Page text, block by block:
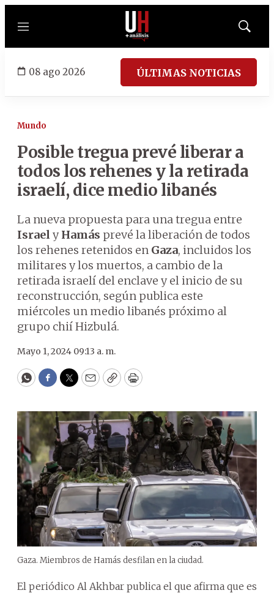
Menú
Mostrar
08 ago 2026 ÚLTIMAS NOTICIAS
Mundo
Posible tregua prevé liberar a
todos los rehenes y la retirada
israelí, dice medio libanés
La nueva propuesta para una tregua entre
Israel yHamás prevé la liberación de todos
los rehenes retenidos en Gaza, incluidos los
militares y los muertos, a cambio de la
retirada israelí del enclave y el inicio de su
reconstrucción, según publica este
miércoles un medio libanés próximo al
grupo chií Hizbulá.
Mayo 1, 2024 09:13 a. m.
WhatsApp
Facebook
Twitter
EmailCopyPrint
Gaza. Miembros de Hamás desfilan en la ciudad.
El periódico Al Akhbar publica el que afirma que es